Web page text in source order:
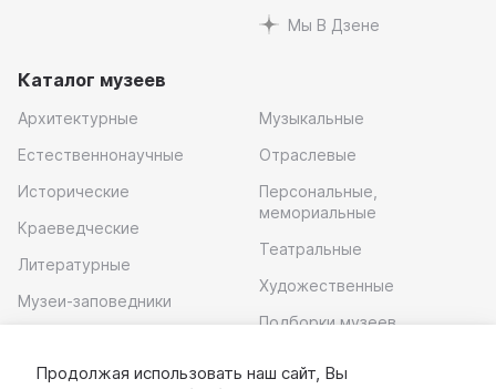
Мы В Дзене
Каталог музеев
Архитектурные
Естественнонаучные
Исторические
Краеведческие
Литературные
Музеи-заповедники
Музыкальные
Отраслевые
Персональные,
мемориальные
Театральные
Художественные
Подборки музеев
Продолжая использовать наш сайт, Вы